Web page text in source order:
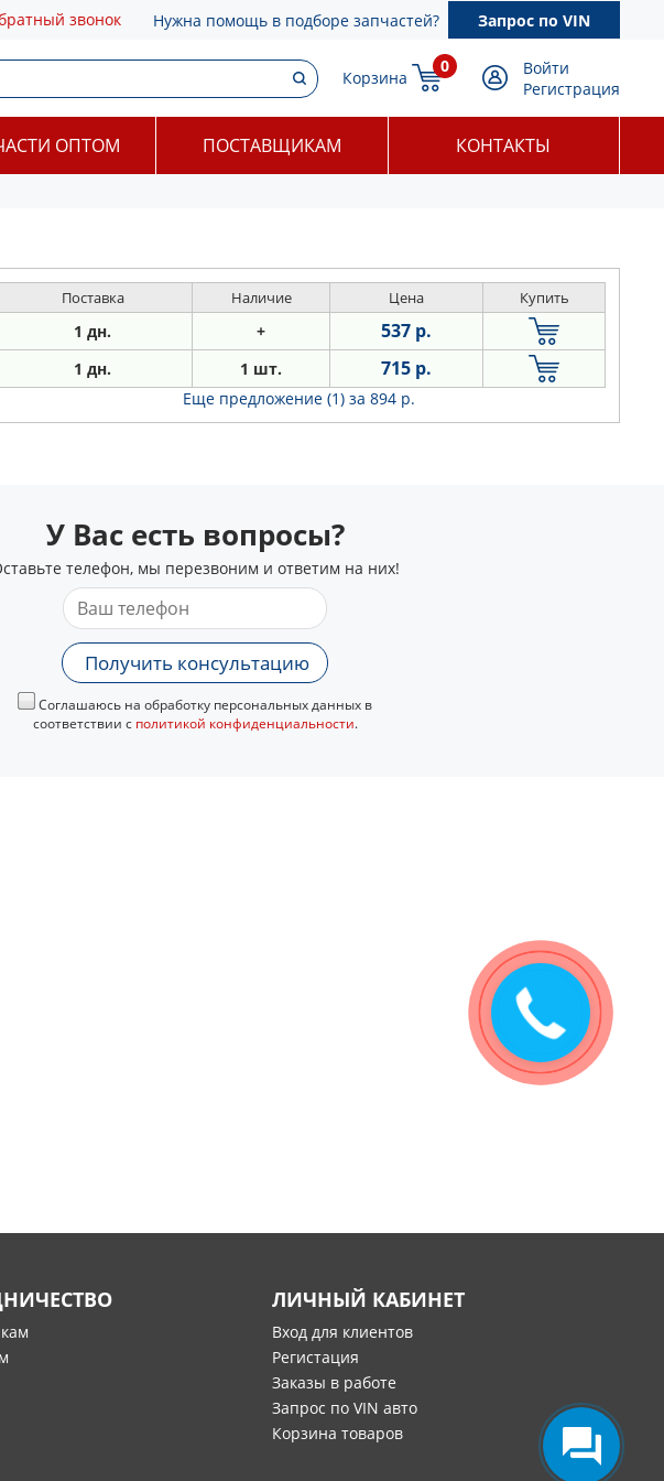
звонок Нужна помощь в подборе запчастей? Запрос по VIN
Корзина
0
Войти
Регистрация
ОПТОМ ПОСТАВЩИКАМ КОНТАКТЫ
Поставка Наличие Цена Купить
1 дн. + 537 р.
1 дн. 1 шт. 715 р.
Еще предложение (1) за 894 р.
У Вас есть вопросы?
телефон, мы перезвоним и ответим на них!
Получить консультацию
Соглашаюсь на обработку персональных данных в
соответствии с политикой конфиденциальности.
ЛИЧНЫЙ КАБИНЕТ
Вход для клиентов
Регистация
Заказы в работе
Запрос по VIN авто
Корзина товаров
Закажите
звонок